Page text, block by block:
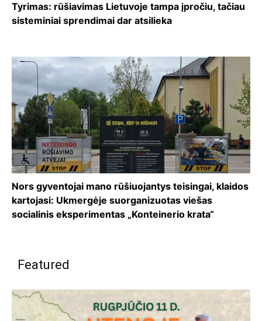
Tyrimas: rūšiavimas Lietuvoje tampa įpročiu, tačiau
sisteminiai sprendimai dar atsilieka
Nors gyventojai mano rūšiuojantys teisingai, klaidos
kartojasi: Ukmergėje suorganizuotas viešas
socialinis eksperimentas „Konteinerio krata“
Featured